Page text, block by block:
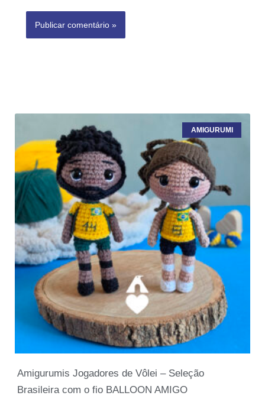
AMIGURUMI
Amigurumis Jogadores de Vôlei – Seleção
Brasileira com o fio BALLOON AMIGO